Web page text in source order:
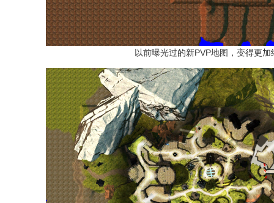
以前曝光过的新PVP地图，变得更加